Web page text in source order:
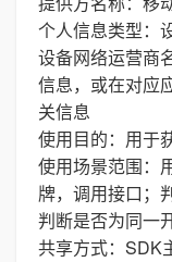
个人信息类型：
设备网络运营商
信息，或在对应
关信息
使用目的：用于
使用场景范围：
牌，调用接口；
判断是否为同一
共享方式：SDK